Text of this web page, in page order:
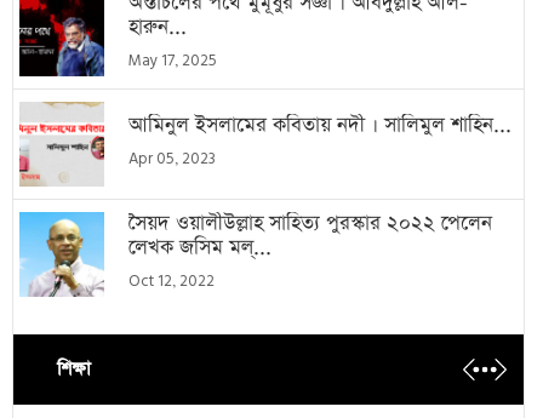
হারুন...
May 17, 2025
আমিনুল ইসলামের কবিতায় নদী । সালিমুল শাহিন...
Apr 05, 2023
সৈয়দ ওয়ালীউল্লাহ সাহিত্য পুরস্কার ২০২২ পেলেন
লেখক জসিম মল্...
Oct 12, 2022
শিক্ষা